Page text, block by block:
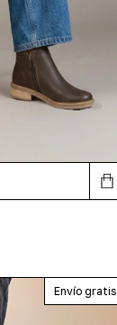
Envío gratis